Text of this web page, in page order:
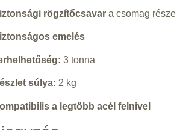
rögzítőcsavar a csomag része
emelés
3 tonna
súlya: 2 kg
a legtöbb acél felnivel